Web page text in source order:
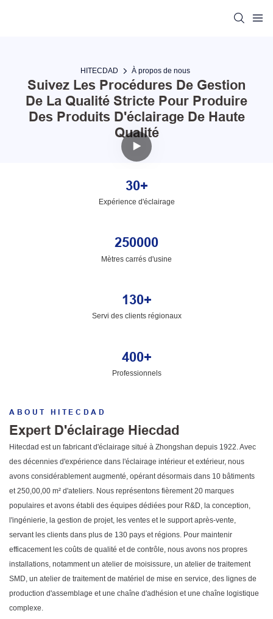
HITECDAD À propos de nous
Suivez Les Procédures De Gestion
De La Qualité Stricte Pour Produire
Des Produits D'éclairage De Haute
Qualité
30+
Expérience d'éclairage
250000
Mètres carrés d'usine
130+
Servi des clients régionaux
400+
Professionnels
ABOUT HITECDAD
Expert D'éclairage Hiecdad
Hitecdad est un fabricant d'éclairage situé à Zhongshan depuis 1922. Avec
des décennies d'expérience dans l'éclairage intérieur et extérieur, nous
avons considérablement augmenté, opérant désormais dans 10 bâtiments
et 250,00,00 m² d'ateliers. Nous représentons fièrement 20 marques
populaires et avons établi des équipes dédiées pour R&D, la conception,
l'ingénierie, la gestion de projet, les ventes et le support après-vente,
servant les clients dans plus de 130 pays et régions. Pour maintenir
efficacement les coûts de qualité et de contrôle, nous avons nos propres
installations, notamment un atelier de moisissure, un atelier de traitement
SMD, un atelier de traitement de matériel de mise en service, des lignes de
production d'assemblage et une chaîne d'adhésion et une chaîne logistique
complexe.